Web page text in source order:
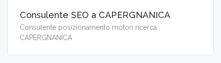
Consulente SEO a CAPERGNANICA
Consulente posizionamento motori ricerca
CAPERGNANICA